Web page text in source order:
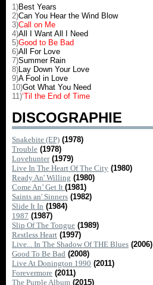
1)Best Years
2)Can You Hear the Wind Blow
3)Call on Me
4)All I Want All I Need
5)Good to Be Bad
6)All For Love
7)Summer Rain
8)Lay Down Your Love
9)A Fool in Love
10)Got What You Need
11)‘Til the End of Time
DISCOGRAPHIE
Snakebite (EP) (1978)
Trouble (1978)
Lovehunter (1979)
Live In The Heart Of The City (1980)
Ready An' Willing (1980)
Come An’ Get It (1981)
Saints an' Sinners (1982)
Slide It In (1984)
1987 (1987)
Slip Of The Tongue (1989)
Restless Heart (1997)
Live... In The Shadow Of THE Blues (2006)
Good To Be Bad (2008)
Live At Donington 1990 (2011)
Forevermore (2011)
The Purple Album (2015)